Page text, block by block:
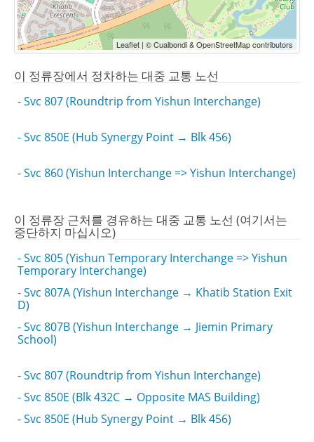
Leaflet | © Cualbondi & OpenStreetMap contributors
이 정류장에서 정차하는 대중 교통 노선
- Svc 807 (Roundtrip from Yishun Interchange)
- Svc 850E (Hub Synergy Point → Blk 456)
- Svc 860 (Yishun Interchange => Yishun Interchange)
이 정류장 근처를 경유하는 대중 교통 노선 (여기서는
중단하지 마십시오)
- Svc 805 (Yishun Temporary Interchange => Yishun
Temporary Interchange)
- Svc 807A (Yishun Interchange → Khatib Station Exit
D)
- Svc 807B (Yishun Interchange → Jiemin Primary
School)
- Svc 807 (Roundtrip from Yishun Interchange)
- Svc 850E (Blk 432C → Opposite MAS Building)
- Svc 850E (Hub Synergy Point → Blk 456)